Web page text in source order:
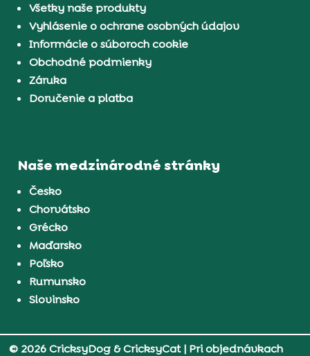
Všetky naše produkty
Vyhlásenie o ochrane osobných údajov
Informácie o súboroch cookie
Obchodné podmienky
Záruka
Doručenie a platba
Naše medzinárodné stránky
Česko
Chorvátsko
Grécko
Maďarsko
Poľsko
Rumunsko
Slovinsko
© 2026 CricksyDog & CricksyCat| Pri objednávkach